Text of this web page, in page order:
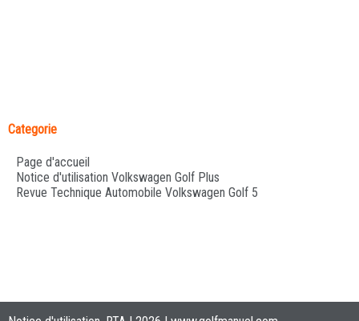
Categorie
Page d'accueil
Notice d'utilisation Volkswagen Golf Plus
Revue Technique Automobile Volkswagen Golf 5